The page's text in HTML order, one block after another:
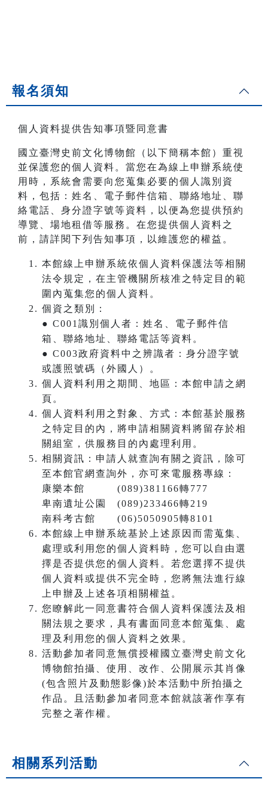
報名須知
個人資料提供告知事項暨同意書
國立臺灣史前文化博物館（以下簡稱本館）重視
並保護您的個人資料。當您在為線上申辦系統使
用時，系統會需要向您蒐集必要的個人識別資
料，包括：姓名、電子郵件信箱、聯絡地址、聯
絡電話、身分證字號等資料，以便為您提供預約
導覽、場地租借等服務。在您提供個人資料之
前，請詳閱下列告知事項，以維護您的權益。
本館線上申辦系統依個人資料保護法等相關
法令規定，在主管機關所核准之特定目的範
圍內蒐集您的個人資料。
個資之類別：
● C001識別個人者：姓名、電子郵件信
箱、聯絡地址、聯絡電話等資料。
● C003政府資料中之辨識者：身分證字號
或護照號碼（外國人）。
個人資料利用之期間、地區：本館申請之網
頁。
個人資料利用之對象、方式：本館基於服務
之特定目的內，將申請相關資料將留存於相
關組室，供服務目的內處理利用。
相關資訊：申請人就查詢有關之資訊，除可
至本館官網查詢外，亦可來電服務專線：
康樂本館 (089)381166轉777
卑南遺址公園 (089)233466轉219
南科考古館 (06)5050905轉8101
本館線上申辦系統基於上述原因而需蒐集、
處理或利用您的個人資料時，您可以自由選
擇是否提供您的個人資料。若您選擇不提供
個人資料或提供不完全時，您將無法進行線
上申辦及上述各項相關權益。
您瞭解此一同意書符合個人資料保護法及相
關法規之要求，具有書面同意本館蒐集、處
理及利用您的個人資料之效果。
活動參加者同意無償授權國立臺灣史前文化
博物館拍攝、使用、改作、公開展示其肖像
(包含照片及動態影像)於本活動中所拍攝之
作品。且活動參加者同意本館就該著作享有
完整之著作權。
相關系列活動